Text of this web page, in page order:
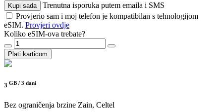
Kupi sada
Trenutna isporuka putem emaila i SMS
Provjerio sam i moj telefon je kompatibilan s tehnologijom
eSIM. Provjeri ovdje
Koliko eSIM-ova trebate?
Plati karticom
3 GB / 3 dani
Bez ograničenja brzine Zain, Celtel